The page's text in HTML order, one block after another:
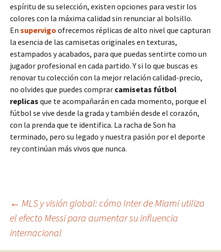
espíritu de su selección, existen opciones para vestir los
colores con la máxima calidad sin renunciar al bolsillo.
En supervigo ofrecemos réplicas de alto nivel que capturan
la esencia de las camisetas originales en texturas,
estampados y acabados, para que puedas sentirte como un
jugador profesional en cada partido. Y si lo que buscas es
renovar tu colección con la mejor relación calidad-precio,
no olvides que puedes comprar camisetas fútbol
replicas que te acompañarán en cada momento, porque el
fútbol se vive desde la grada y también desde el corazón,
con la prenda que te identifica. La racha de Son ha
terminado, pero su legado y nuestra pasión por el deporte
rey continúan más vivos que nunca.
Navegación
de
← MLS y visión global: cómo Inter de Miami utiliza
el efecto Messi para aumentar su influencia
internacional